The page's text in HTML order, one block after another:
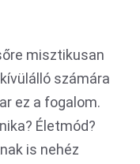
misztikusan
számára
ez a fogalom.
Életmód?
is nehéz